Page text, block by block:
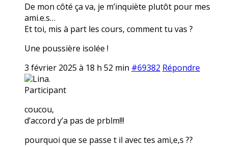
De mon côté ça va, je m’inquiète plutôt pour mes
ami.e.s…
Et toi, mis à part les cours, comment tu vas ?
Une poussière isolée !
3 février 2025 à 18 h 52 min #69382 Répondre
Lina.
Participant
coucou,
d’accord y’a pas de prblm!!!
pourquoi que se passe t il avec tes ami,e,s ??